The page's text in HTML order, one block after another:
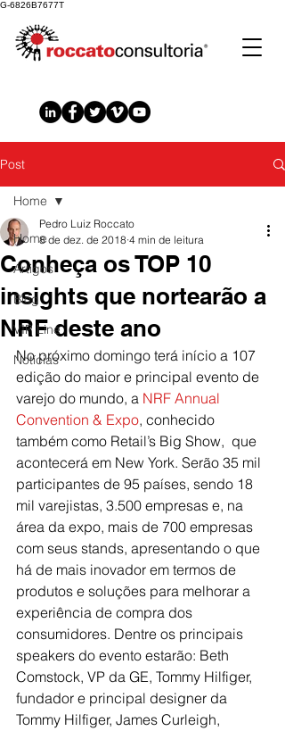
G-6826B7677T
Post
Home
Artigos
Blog
VIP Line
Notícias
Home
Conheça os TOP 10
insights que nortearão a
NRF deste ano
Pedro Luiz Roccato
8 de dez. de 2018 4 min de leitura
No próximo domingo terá início a 107
edição do maior e principal evento de
varejo do mundo, a NRF Annual
Convention & Expo, conhecido
também como Retail’s Big Show,  que
acontecerá em New York. Serão 35 mil
participantes de 95 países, sendo 18
mil varejistas, 3.500 empresas e, na
área da expo, mais de 700 empresas
com seus stands, apresentando o que
há de mais inovador em termos de
produtos e soluções para melhorar a
experiência de compra dos
consumidores. Dentre os principais
speakers do evento estarão: Beth
Comstock, VP da GE, Tommy Hilfiger,
fundador e principal designer da
Tommy Hilfiger, James Curleigh,